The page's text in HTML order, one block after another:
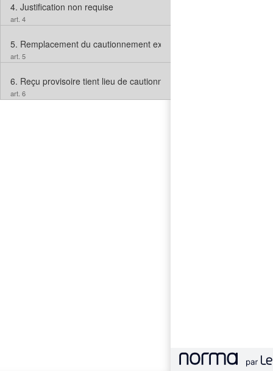
4. Justification non requise
art. 4
5. Remplacement du cautionnement existant par celui de la
art. 5
6. Reçu provisoire tient lieu de cautionnement
art. 6